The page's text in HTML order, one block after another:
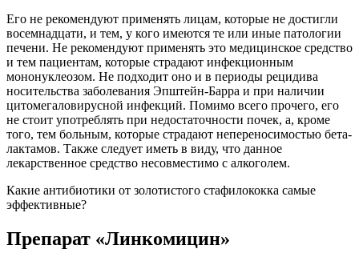
Его не рекомендуют применять лицам, которые не достигли
восемнадцати, и тем, у кого имеются те или иные патологии
печени. Не рекомендуют применять это медицинское средство
и тем пациентам, которые страдают инфекционным
мононуклеозом. Не подходит оно и в периоды рецидива
носительства заболевания Эпштейн-Барра и при наличии
цитомегаловирусной инфекций. Помимо всего прочего, его
не стоит употреблять при недостаточности почек, а, кроме
того, тем больным, которые страдают непереносимостью бета-
лактамов. Также следует иметь в виду, что данное
лекарственное средство несовместимо с алкоголем.
Какие антибиотики от золотистого стафилококка самые
эффективные?
Препарат «Линкомицин»